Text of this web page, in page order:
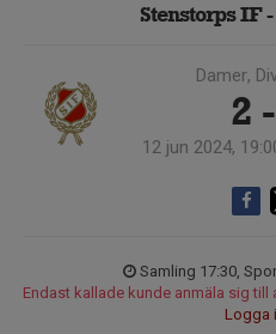
Stenstorps IF
Damer,
2
12 jun 2024,
Samling 17:30,
Endast kallade kunde anmäla sig till
Logga